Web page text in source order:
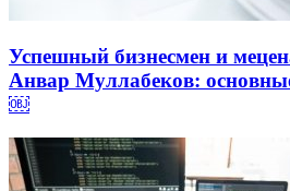
Успешный бизнесмен и
Анвар Муллабеков:
￼